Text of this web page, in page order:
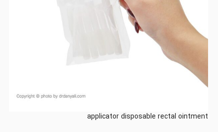
applicator disposable rectal ointment